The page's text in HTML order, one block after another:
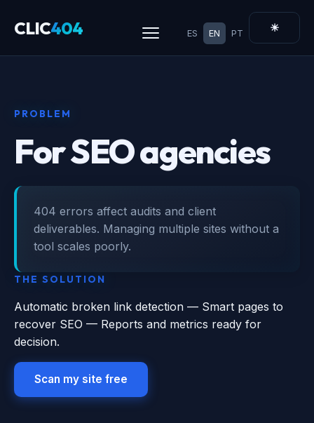
CLIC404 ES EN PT ☀
PROBLEM
For SEO agencies
404 errors affect audits and client
deliverables. Managing multiple sites without a
tool scales poorly.
THE SOLUTION
Automatic broken link detection — Smart pages to
recover SEO — Reports and metrics ready for
decision.
Scan my site free